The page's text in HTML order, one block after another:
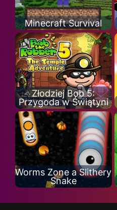
Minecraft Survival
Złodziej Bob 5:
Przygoda w Świątyni
Worms Zone a Slithery
Snake